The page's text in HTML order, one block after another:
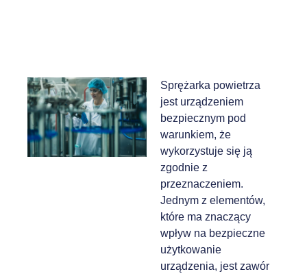
Sprężarka powietrza
jest urządzeniem
bezpiecznym pod
warunkiem, że
wykorzystuje się ją
zgodnie z
przeznaczeniem.
Jednym z elementów,
które ma znaczący
wpływ na bezpieczne
użytkowanie
urządzenia, jest zawór